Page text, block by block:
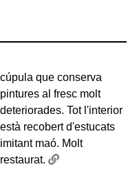
restaurat.